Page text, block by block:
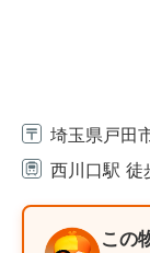
埼玉県戸田
西川口駅 徒
この